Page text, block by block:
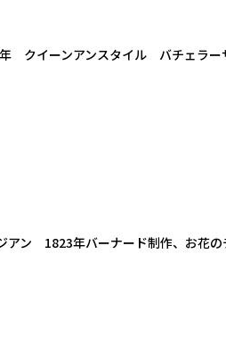
クイーンアンスタイル バチェラー
アン 1823年バーナード制作、お花